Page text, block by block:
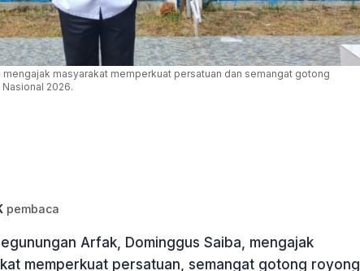
masyarakat memperkuat persatuan dan semangat gotong
2026.
pembaca
Arfak, Dominggus Saiba, mengajak
memperkuat persatuan, semangat gotong royong,